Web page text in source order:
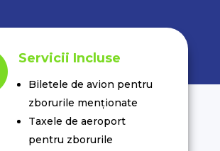
Servicii Incluse
Biletele de avion pentru
zborurile menționate
Taxele de aeroport
pentru zborurile